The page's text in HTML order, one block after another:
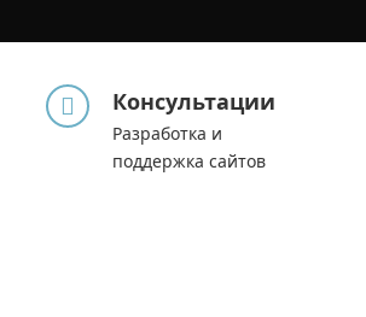
Консультации
Разработка и
поддержка сайтов